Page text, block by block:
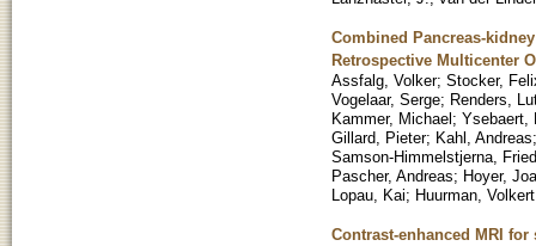
Combined Pancreas-
Retrospective Multicenter
Assfalg, Volker; Stocker,
Vogelaar, Serge; Renders,
Kammer, Michael; Ysebaert,
Gillard, Pieter; Kahl, Andreas
Samson-Himmelstjerna,
Pascher, Andreas; Hoyer,
Lopau, Kai; Huurman, Volkert
Contrast-enhanced MRI